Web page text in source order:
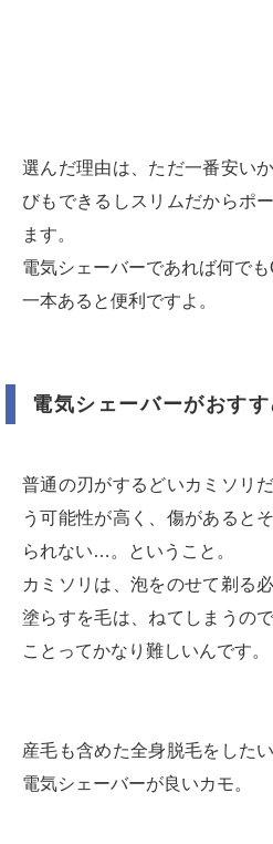
選んだ理由は、ただ一番安い
びもできるしスリムだからポ
ます。
電気シェーバーであれば何でも
一本あると便利ですよ。
電気シェーバーがおす
普通の刃がするどいカミソリ
う可能性が高く、傷があると
られない…。ということ。
カミソリは、泡をのせて剃る
塗らすを毛は、ねてしまうの
ことってかなり難しいんです。
産毛も含めた全身脱毛をした
電気シェーバーが良いカモ。